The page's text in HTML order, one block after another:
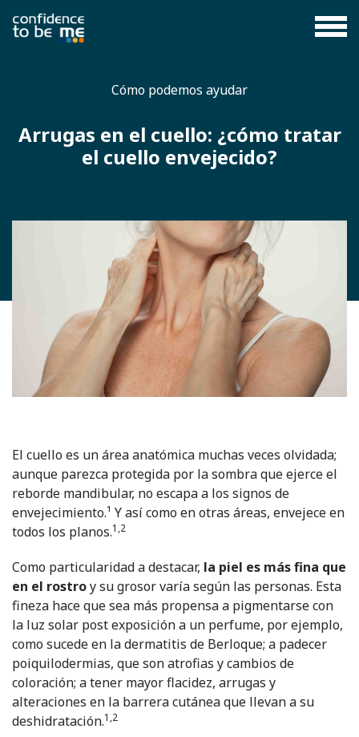
Cómo podemos ayudar
Arrugas en el cuello: ¿cómo tratar
el cuello envejecido?
El cuello es un área anatómica muchas veces olvidada;
aunque parezca protegida por la sombra que ejerce el
reborde mandibular, no escapa a los signos de
envejecimiento.¹ Y así como en otras áreas, envejece en
todos los planos.1,2
Como particularidad a destacar, la piel es más fina que
en el rostroy su grosor varía según las personas. Esta
fineza hace que sea más propensa a pigmentarse con
la luz solar post exposición a un perfume, por ejemplo,
como sucede en la dermatitis de Berloque; a padecer
poiquilodermias, que son atrofias y cambios de
coloración; a tener mayor flacidez, arrugas y
alteraciones en la barrera cutánea que llevan a su
deshidratación.1,2